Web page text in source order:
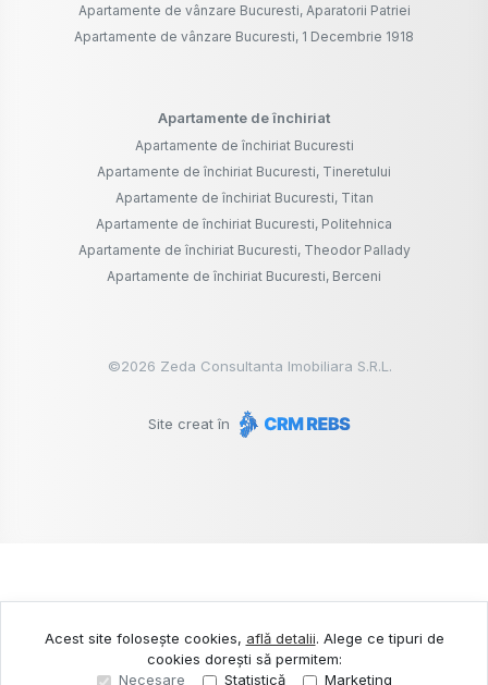
Apartamente de vânzare Bucuresti, Aparatorii Patriei
Apartamente de vânzare Bucuresti, 1 Decembrie 1918
Apartamente de închiriat
Apartamente de închiriat Bucuresti
Apartamente de închiriat Bucuresti, Tineretului
Apartamente de închiriat Bucuresti, Titan
Apartamente de închiriat Bucuresti, Politehnica
Apartamente de închiriat Bucuresti, Theodor Pallady
Apartamente de închiriat Bucuresti, Berceni
©2026 Zeda Consultanta Imobiliara S.R.L.
Site creat în
Acest site folosește cookies, află detalii. Alege ce tipuri de
cookies dorești să permitem:
Necesare
Statistică Marketing